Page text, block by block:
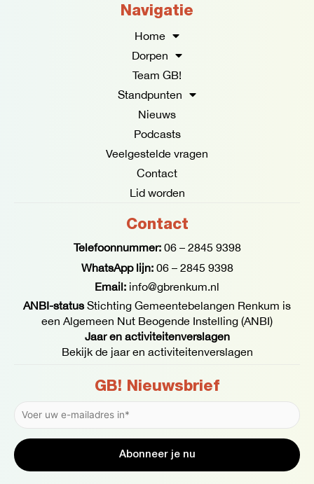
e
o
o
k
-
f
t
g
r
m
Navigatie
Home
Dorpen
Team GB!
Standpunten
Nieuws
Podcasts
Veelgestelde vragen
Contact
Lid worden
Contact
Telefoonnummer: 06 – 2845 9398
WhatsApp lijn: 06 – 2845 9398
Email: info@gbrenkum.nl
ANBI-statusStichting Gemeentebelangen Renkum is
een Algemeen Nut Beogende Instelling (ANBI)
Jaar en activiteitenverslagen
Bekijk de jaar en activiteitenverslagen
GB! Nieuwsbrief